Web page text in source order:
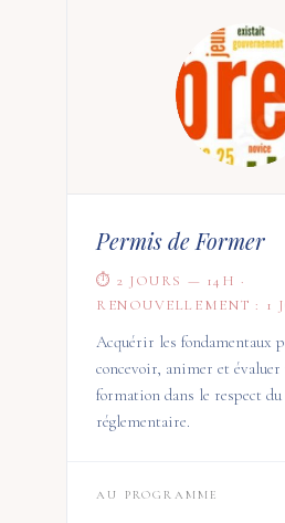
Permis de Former
⏱ 2 JOURS — 14H ·
RENOUVELLEMENT : 1
Acquérir les fondamentaux
concevoir, animer et évaluer
formation dans le respect du
réglementaire.
AU PROGRAMME